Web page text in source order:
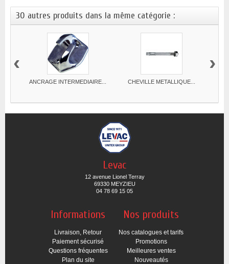
30 autres produits dans la même catégorie :
ANCRAGE INTERMEDIAIRE... CHEVILLE METALLIQUE...
‹ ›
Levac
12 avenue Lionel Terray
69330 MEYZIEU
04 78 69 15 05
Informations
Livraison, Retour
Paiement sécurisé
Questions fréquentes
Plan du site
Nos produits
Nos catalogues et tarifs
Promotions
Meilleures ventes
Nouveautés